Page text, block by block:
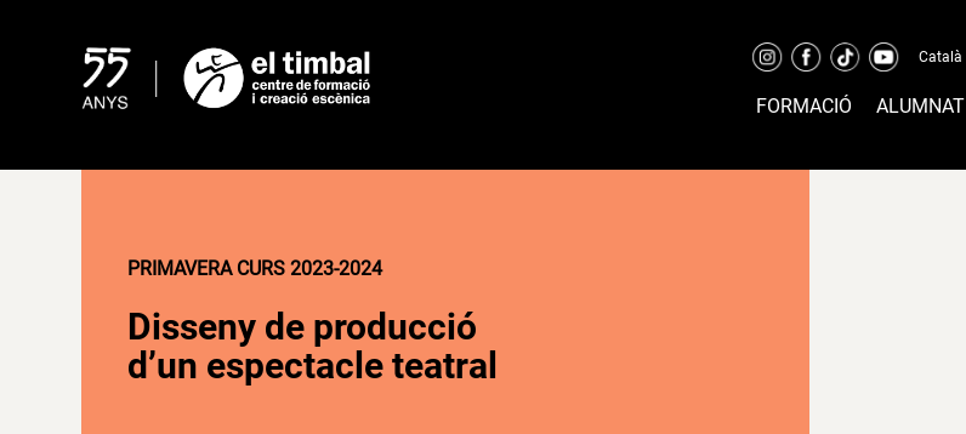
Català
FORMACIÓ ALUMNAT
PRIMAVERA CURS 2023-2024
Disseny de producció
d’un espectacle teatral